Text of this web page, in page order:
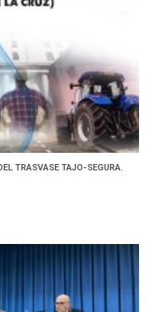
TRASVASE TAJO-SEGURA.